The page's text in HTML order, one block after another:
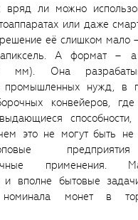
вряд ли можно
или даже
её слишком мало
А формат – а
мм). Она
промышленных нужд, в
конвейеров,
это не могут быть не
применения.
и вполне бытовые
номинала монет в